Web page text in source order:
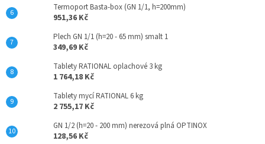
Termoport Basta-box (GN 1/1, h=200mm)
951,36 Kč
Plech GN 1/1 (h=20 - 65 mm) smalt 1
349,69 Kč
Tablety RATIONAL oplachové 3 kg
1 764,18 Kč
Tablety mycí RATIONAL 6 kg
2 755,17 Kč
GN 1/2 (h=20 - 200 mm) nerezová plná OPTINOX
128,56 Kč